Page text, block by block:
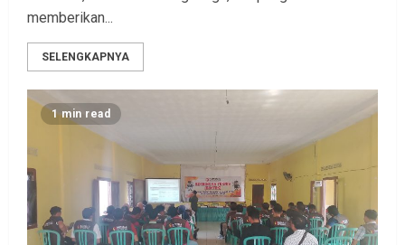
memberikan...
SELENGKAPNYA
1 min read